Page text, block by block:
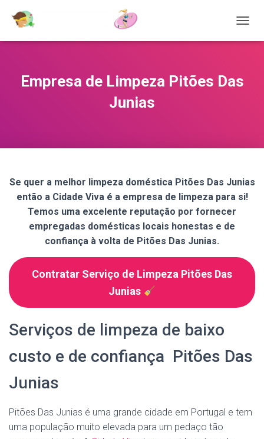
O
E
O
N
Empresa de Limpeza Pitões Das
Junias
Se quer a melhor limpeza doméstica Pitões Das Junias
então a Cidade Viva é a empresa de limpeza para si!
Temos uma excelente reputação por fornecer
empregadas domésticas locais honestas e de
confiança à volta de Pitões Das Junias.
Contratar Serviço de Limpeza Pitões Das
Junias
Serviços de limpeza de baixo
custo e de confiança Pitões Das
Junias
Pitões Das Junias é uma grande cidade em Portugal e tem
uma população muito elevada para um pedaço tão